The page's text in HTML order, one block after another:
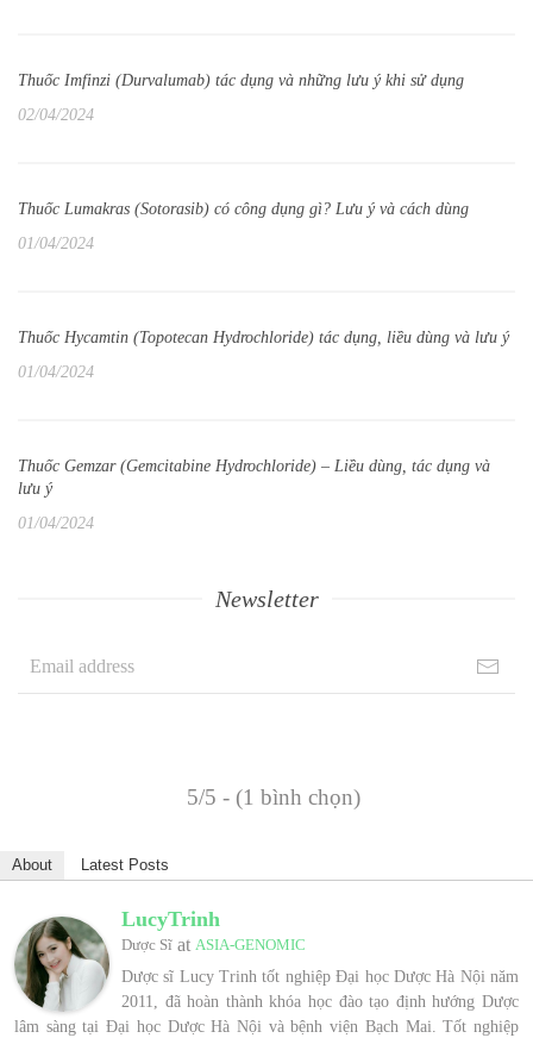
Thuốc Imfinzi (Durvalumab) tác dụng và những lưu ý khi sử dụng
02/04/2024
Thuốc Lumakras (Sotorasib) có công dụng gì? Lưu ý và cách dùng
01/04/2024
Thuốc Hycamtin (Topotecan Hydrochloride) tác dụng, liều dùng và lưu ý
01/04/2024
Thuốc Gemzar (Gemcitabine Hydrochloride) – Liều dùng, tác dụng và
lưu ý
01/04/2024
Newsletter
5/5 - (1 bình chọn)
About Latest Posts
LucyTrinh
Dược Sĩ at ASIA-GENOMIC
Dược sĩ Lucy Trinh tốt nghiệp Đại học Dược Hà Nội năm
2011, đã hoàn thành khóa học đào tạo định hướng Dược
lâm sàng tại Đại học Dược Hà Nội và bệnh viện Bạch Mai. Tốt nghiệp